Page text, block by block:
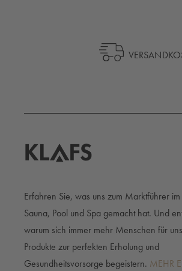
Erfahren Sie, was uns zum Marktführer
Sauna, Pool und Spa gemacht hat. Und
warum sich immer mehr Menschen für
Produkte zur perfekten Erholung und
Gesundheitsvorsorge begeistern. MEHR